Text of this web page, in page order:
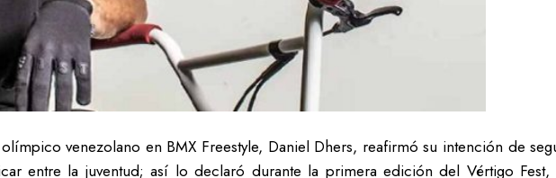
venezolano en BMX Freestyle, Daniel Dhers, reafirmó su intención de
entre la juventud; así lo declaró durante la primera edición del Vértigo